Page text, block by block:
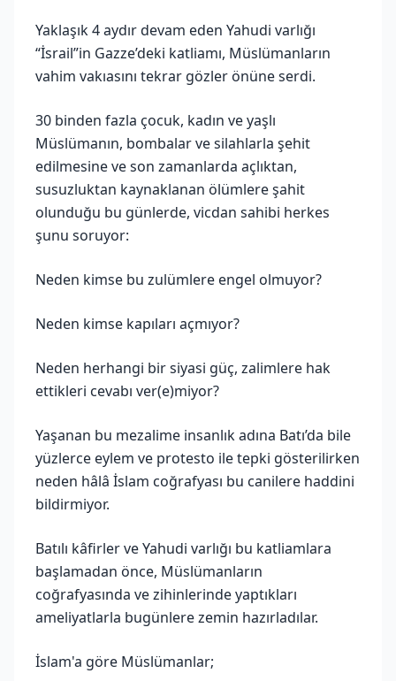
Yaklaşık 4 aydır devam eden Yahudi varlığı
“İsrail”in Gazze’deki katliamı, Müslümanların
vahim vakıasını tekrar gözler önüne serdi.
30 binden fazla çocuk, kadın ve yaşlı
Müslümanın, bombalar ve silahlarla şehit
edilmesine ve son zamanlarda açlıktan,
susuzluktan kaynaklanan ölümlere şahit
olunduğu bu günlerde, vicdan sahibi herkes
şunu soruyor:
Neden kimse bu zulümlere engel olmuyor?
Neden kimse kapıları açmıyor?
Neden herhangi bir siyasi güç, zalimlere hak
ettikleri cevabı ver(e)miyor?
Yaşanan bu mezalime insanlık adına Batı’da bile
yüzlerce eylem ve protesto ile tepki gösterilirken
neden hâlâ İslam coğrafyası bu canilere haddini
bildirmiyor.
Batılı kâfirler ve Yahudi varlığı bu katliamlara
başlamadan önce, Müslümanların
coğrafyasında ve zihinlerinde yaptıkları
ameliyatlarla bugünlere zemin hazırladılar.
İslam'a göre Müslümanlar;